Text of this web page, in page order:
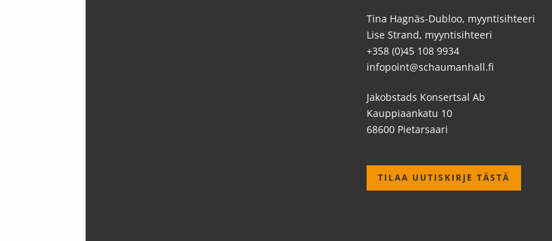
Tina Hagnäs-Dubloo, myyntisihteeri
Lise Strand, myyntisihteeri
+358 (0)45 108 9934
infopoint@schaumanhall.fi
Jakobstads Konsertsal Ab
Kauppiaankatu 10
68600 Pietarsaari
TILAA UUTISKIRJE TÄSTÄ